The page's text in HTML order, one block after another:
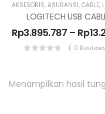
AKSESORIS, ASURANSI, CABLE,
LOGITECH USB
Rp3.895.787 – Rp
( 0
Menampilkan hasil